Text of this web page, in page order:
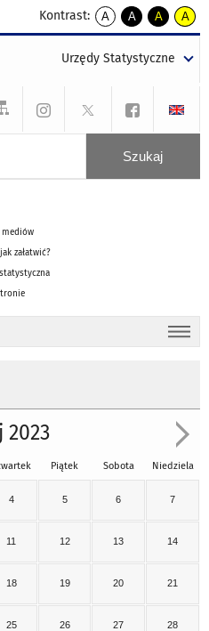
Kontrast:
A
kontrast
A
kontrast
tekst
czarnym
A
kontrast
tekst
czarnym
A
tekst
żółtym
Urzędy Statystyczne
mediów
załatwić?
2023
Piątek Sobota Niedziela
4 5 6 7
11 12 13 14
18 19 20 21
25 26 27 28